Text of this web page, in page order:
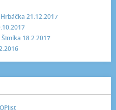
21.12.2017
18.2.2017